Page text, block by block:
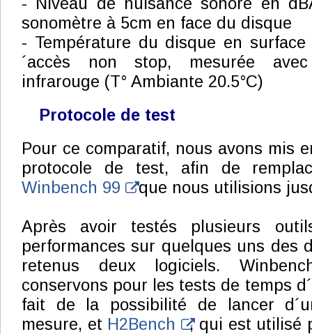
sonomètre à 5cm en face du disque
- Température du disque en
´accès non stop, mesurée
infrarouge (T° Ambiante 20.5°C)
Protocole de test
Pour ce comparatif, nous avons mis
protocole de test, afin de
Winbench 99
que nous utilisions
Après avoir testés plusieurs
performances sur quelques uns des
retenus deux logiciels.
conservons pour les tests de temps
fait de la possibilité de lancer
mesure, et H2Bench , qui est utilisé